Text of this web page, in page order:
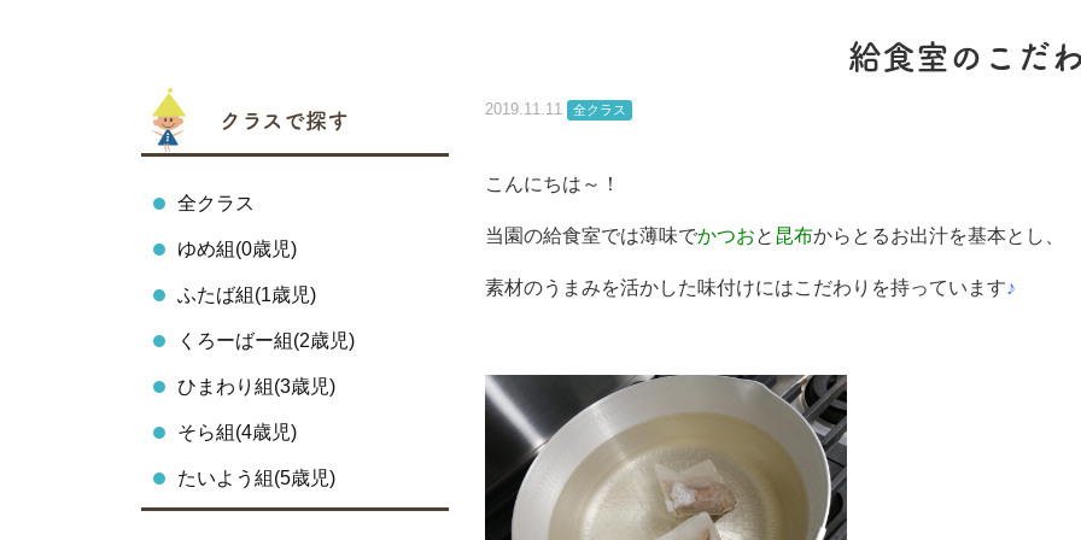
クラスで探す
全クラス
ゆめ組(0歳児)
ふたば組(1歳児)
くろーばー組(2歳児)
ひまわり組(3歳児)
そら組(4歳児)
たいよう組(5歳児)
給食室のこだ
2019.11.11 全クラス
こんにちは～！
当園の給食室では薄味でかつおと 昆布からとるお出汁を基本とし、
素材のうまみを活かした味付けにはこだわりを持っています♪